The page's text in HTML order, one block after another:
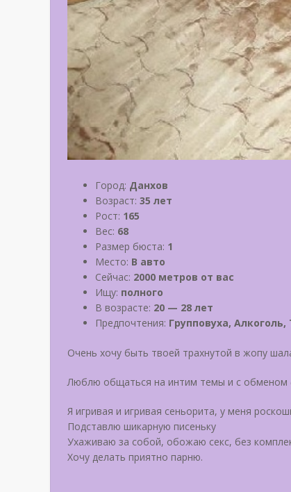
Город: Данхов
Возраст: 35 лет
Рост: 165
Вес: 68
Размер бюста: 1
Место: В авто
Сейчас: 2000 метров от вас
Ищу: полного
В возрасте: 20 — 28 лет
Предпочтения: Групповуха, Алкоголь,
Очень хочу быть твоей трахнутой в жопу
Люблю общаться на интим темы и с обменом
Я игривая и игривая сеньорита, у меня
Подставлю шикарную писеньку
Ухаживаю за собой, обожаю секс, без
Хочу делать приятно парню.